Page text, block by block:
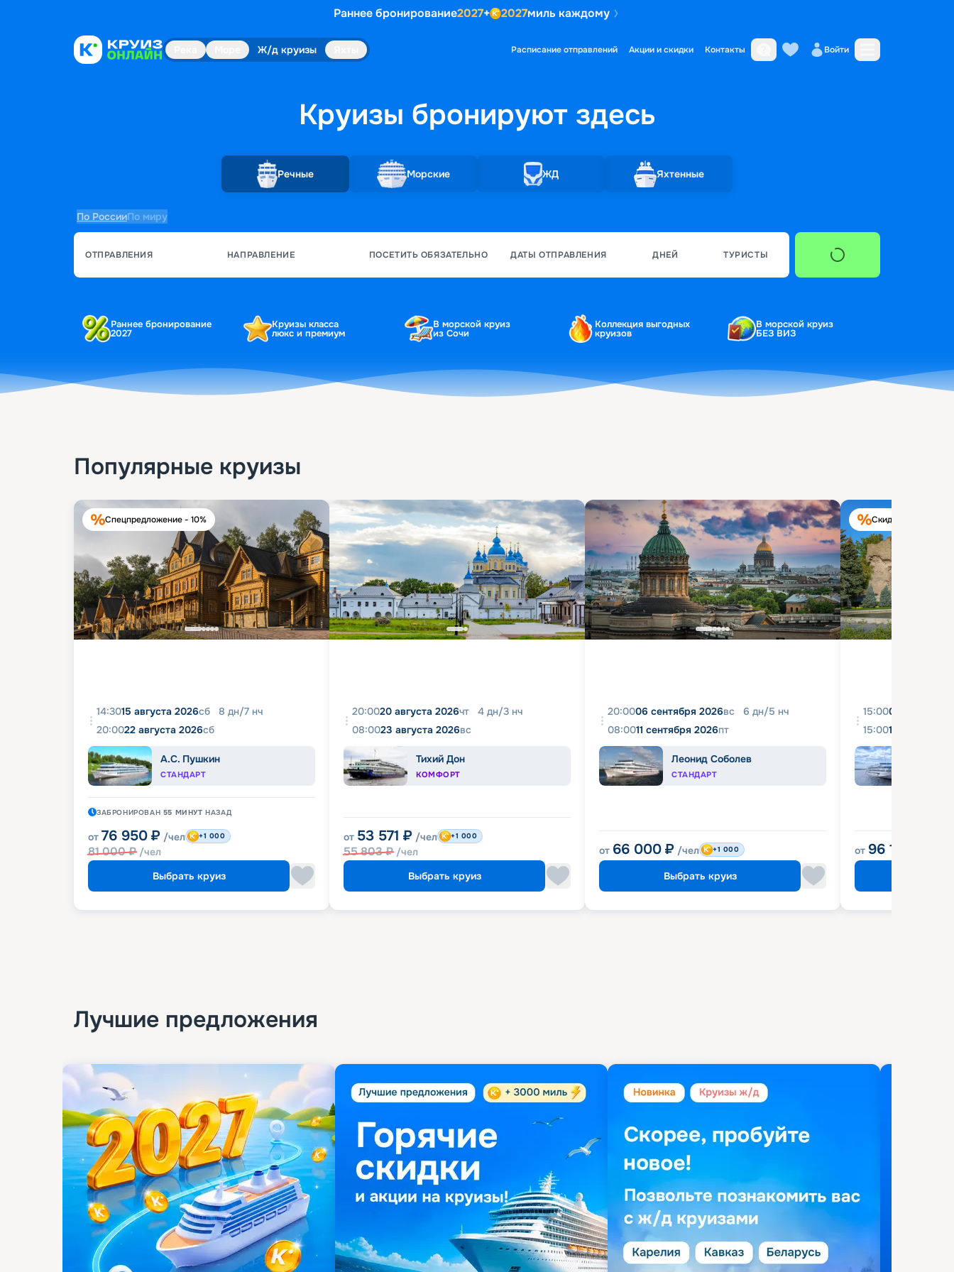
Раннее бронирование2027+ 2027миль каждому
Ж/д круизы Расписание отправлений Акции и скидки Контакты Войти
Круизы бронируютздесь
Речные Морские ЖД Яхтенные
По РоссииПо миру
ОТПРАВЛЕНИЯ НАПРАВЛЕНИЕ ПОСЕТИТЬ ОБЯЗАТЕЛЬНО ДАТЫ ОТПРАВЛЕНИЯ ДНЕЙ ТУРИСТЫ
Раннее бронирование
2027
Круизы класса
люкс и премиум
В морской круиз
из Сочи
Коллекция выгодных
круизов
В морской круиз
БЕЗ ВИЗ
Популярные круизы
Спецпредложение - 10%
14:3015 августа 2026сб 8 дн/7 нч
20:0022 августа 2026сб
А.С. Пушкин
СТАНДАРТ
ЗАБРОНИРОВАН 55 МИНУТ НАЗАД
от 76 950 ₽ /чел
81 000₽ /чел
+1 000
Выбрать круиз
20:0020 августа 2026чт 4 дн/3 нч
08:0023 августа 2026вс
Тихий Дон
КОМФОРТ
от 53 571 ₽ /чел
55 803₽ /чел
+1 000
Выбрать круиз
20:0006 сентября 2026вс 6 дн/5 нч
08:0011 сентября 2026пт
Леонид Соболев
СТАНДАРТ
от 66 000 ₽ /чел +1 000
Выбрать круиз
Скидка на круиз
15:0008 августа
15:0018 августа
от 96 120
Лучшие предложения